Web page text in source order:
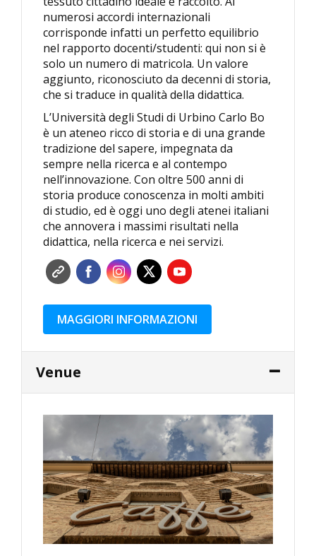
numerosi accordi internazionali
corrisponde infatti un perfetto equilibrio
nel rapporto docenti/studenti: qui non si è
solo un numero di matricola. Un valore
aggiunto, riconosciuto da decenni di storia,
che si traduce in qualità della didattica.
L’Università degli Studi di Urbino Carlo Bo
è un ateneo ricco di storia e di una grande
tradizione del sapere, impegnata da
sempre nella ricerca e al contempo
nell’innovazione. Con oltre 500 anni di
storia produce conoscenza in molti ambiti
di studio, ed è oggi uno degli atenei italiani
che annovera i massimi risultati nella
didattica, nella ricerca e nei servizi.
MAGGIORI INFORMAZIONI
Venue